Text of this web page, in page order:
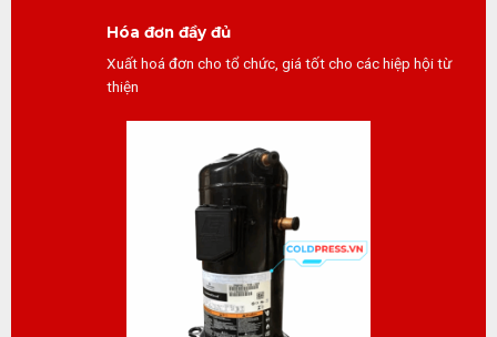
Hóa đơn đầy đủ
Xuất hoá đơn cho tổ chức, giá tốt cho các hiệp hội từ
thiện